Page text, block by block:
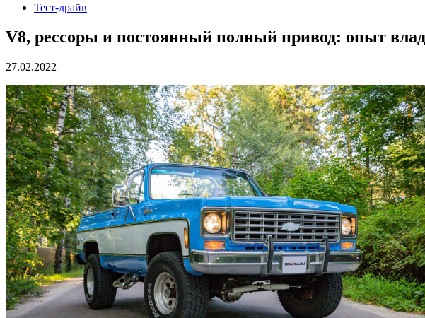
Тест-драйв
V8, рессоры и постоянный полный привод: опыт
27.02.2022